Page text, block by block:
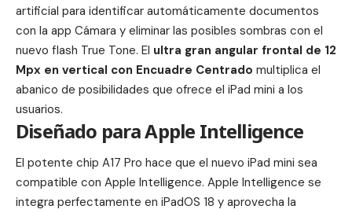
artificial para identificar automáticamente documentos
con la app Cámara y eliminar las posibles sombras con el
nuevo flash True Tone. El ultra gran angular frontal de 12
Mpx en vertical con Encuadre Centrado multiplica el
abanico de posibilidades que ofrece el iPad mini a los
usuarios.
Diseñado para Apple Intelligence
El potente chip A17 Pro hace que el nuevo iPad mini sea
compatible con Apple Intelligence. Apple Intelligence se
integra perfectamente en iPadOS 18 y aprovecha la